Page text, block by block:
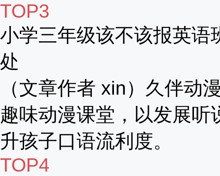
TOP3
小学三年级该不该报英语
处
（文章作者 xin）久伴动
趣味动漫课堂，以发展
升孩子口语流利度。
TOP4